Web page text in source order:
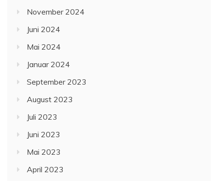
November 2024
Juni 2024
Mai 2024
Januar 2024
September 2023
August 2023
Juli 2023
Juni 2023
Mai 2023
April 2023